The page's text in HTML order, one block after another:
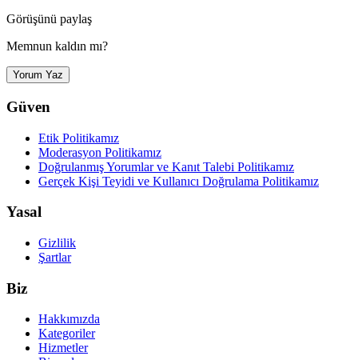
Görüşünü paylaş
Memnun kaldın mı?
Yorum Yaz
Güven
Etik Politikamız
Moderasyon Politikamız
Doğrulanmış Yorumlar ve Kanıt Talebi Politikamız
Gerçek Kişi Teyidi ve Kullanıcı Doğrulama Politikamız
Yasal
Gizlilik
Şartlar
Biz
Hakkımızda
Kategoriler
Hizmetler